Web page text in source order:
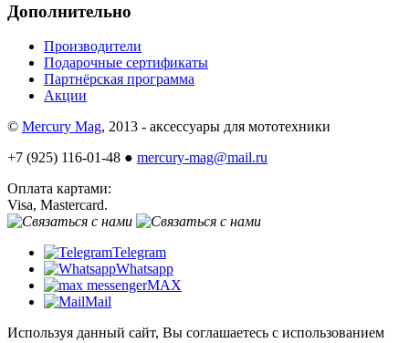
Дополнительно
Производители
Подарочные сертификаты
Партнёрская программа
Акции
© Mercury Mag, 2013 - аксессуары для мототехники
+7 (925) 116-01-48 ● mercury-mag@mail.ru
Оплата картами:
Visa, Mastercard.
Telegram
Whatsapp
MAX
Mail
Используя данный сайт, Вы соглашаетесь с использованием